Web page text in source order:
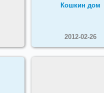
Кошкин дом
2012-02-26